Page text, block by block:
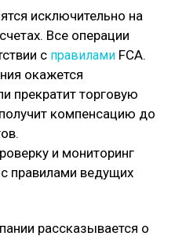
исключительно на
Все операции
с правилами FCA.
окажется
прекратит торговую
компенсацию до
и мониторинг
правилами ведущих
рассказывается о